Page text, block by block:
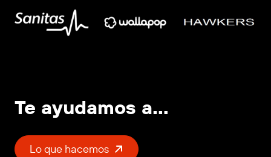
Te ayudamos a…
Lo que hacemos